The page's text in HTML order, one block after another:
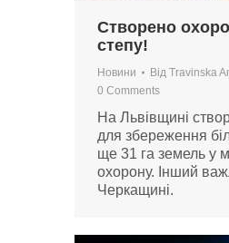
Створено
степу!
Новини Від Travinska
0 Comments
На Львівщині
для збереження
ще 31 га земель у
охорону. Інший
Черкащині.